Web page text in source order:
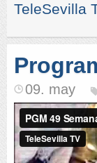
TeleSevilla
09. may